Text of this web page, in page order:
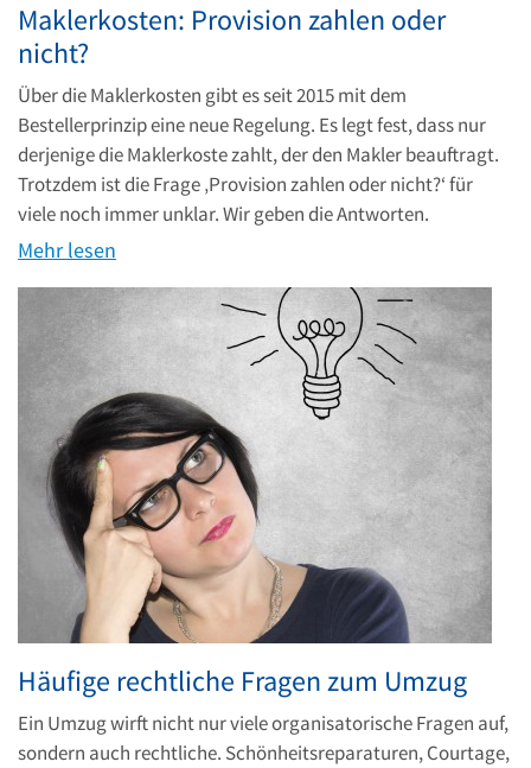
Maklerkosten: Provision zahlen oder
nicht?
Über die Maklerkosten gibt es seit 2015 mit dem
Bestellerprinzip eine neue Regelung. Es legt fest, dass nur
derjenige die Maklerkoste zahlt, der den Makler beauftragt.
Trotzdem ist die Frage ‚Provision zahlen oder nicht?‘ für
viele noch immer unklar. Wir geben die Antworten.
Mehr lesen
Häufige rechtliche Fragen zum Umzug
Ein Umzug wirft nicht nur viele organisatorische Fragen auf,
sondern auch rechtliche. Schönheitsreparaturen, Courtage,